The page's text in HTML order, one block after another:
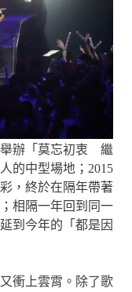
舉辦「莫忘初衷 繼
的中型場地；2015
，終於在隔年帶著
相隔一年回到同一
到今年的「都是因
衝上雲霄。除了歌